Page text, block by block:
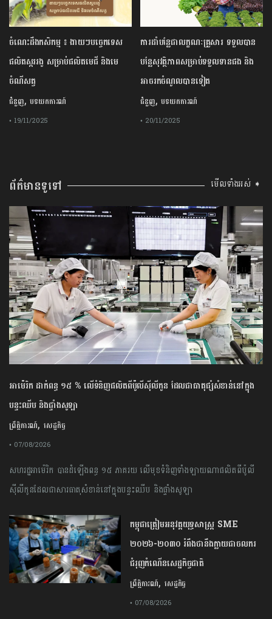
ការដាំបន្លែជាលក្ខណៈគ្រួសារ ទទួលបាន
បន្លែសុវត្ថិភាពសម្រាប់ទទួលទានផង និង
អាចរកចំណូលបានទៀត
ជំនួញ,បទយកការណ៍
• 20/11/2025
ចំណេះដឹងកសិកម្ម ៖ ងាយៗបច្ចេកទេស
ផលិតស្កររងូ សម្រាប់ផលិតមេជី និងមេ
ចំណីសត្វ
ជំនួញ,បទយកការណ៍
• 19/11/2025
ព័ត៌មានទូទៅ មើលទាំងអស់ ➧
អាម៉េរិក ដាក់ពន្ធ ១៥ % លើទំនិញផលិតពីប៉ូលីស៊ីលីកូន ដែលជាធាតុផ្សំសំខាន់នៅក្នុង
បន្ទះឈីប និងផ្ទាំងសូឡា
ព្រឹត្តិការណ៍, សេដ្ឋកិច្ច
• 07/08/2026
សហរដ្ឋអាម៉េរិក បានដំឡើងពន្ធ ១៥ ភាគរយ លើមុខទំនិញទាំងឡាយណាផលិតពីប៉ូលី
ស៊ីលីកូនដែលជាសារធាតុសំខាន់នៅក្នុងបន្ទះឈីប និងផ្ទាំងសូឡា
កម្ពុជា​ត្រៀមអនុវត្ត​យុទ្ធសាស្ត្រ​ ​SME​ ​
២០២៦​-​២០៣០​ រំពឹងថានឹងក្លាយ​ជា​ចលករ​
ជំរុញ​កំណើន​សេដ្ឋកិច្ច​ជាតិ​
ព្រឹត្តិការណ៍, សេដ្ឋកិច្ច
• 07/08/2026